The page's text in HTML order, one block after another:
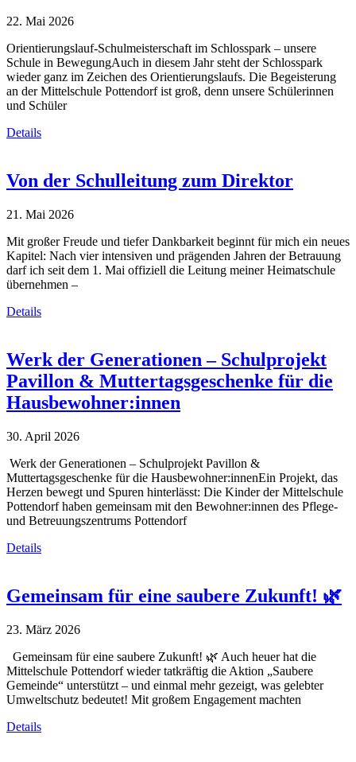
22. Mai 2026
Orientierungslauf-Schulmeisterschaft im Schlosspark – unsere
Schule in BewegungAuch in diesem Jahr steht der Schlosspark
wieder ganz im Zeichen des Orientierungslaufs. Die Begeisterung
an der Mittelschule Pottendorf ist groß, denn unsere Schülerinnen
und Schüler
Details
Von der Schulleitung zum Direktor
21. Mai 2026
Mit großer Freude und tiefer Dankbarkeit beginnt für mich ein neues
Kapitel: Nach vier intensiven und prägenden Jahren der Betrauung
darf ich seit dem 1. Mai offiziell die Leitung meiner Heimatschule
übernehmen –
Details
Werk der Generationen – Schulprojekt
Pavillon & Muttertagsgeschenke für die
Hausbewohner:innen
30. April 2026
Werk der Generationen – Schulprojekt Pavillon &
Muttertagsgeschenke für die Hausbewohner:innenEin Projekt, das
Herzen bewegt und Spuren hinterlässt: Die Kinder der Mittelschule
Pottendorf haben gemeinsam mit den Bewohner:innen des Pflege-
und Betreuungszentrums Pottendorf
Details
Gemeinsam für eine saubere Zukunft! 🌿
23. März 2026
Gemeinsam für eine saubere Zukunft! 🌿 Auch heuer hat die
Mittelschule Pottendorf wieder tatkräftig die Aktion „Saubere
Gemeinde“ unterstützt – und einmal mehr gezeigt, was gelebter
Umweltschutz bedeutet! Mit großem Engagement machten
Details